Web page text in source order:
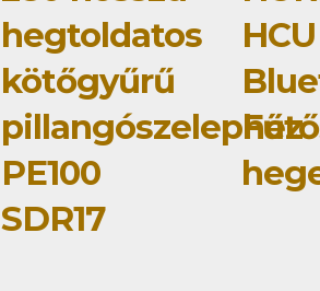
hegtoldatos
kötőgyűrű
pillangószelephez
PE100
SDR17